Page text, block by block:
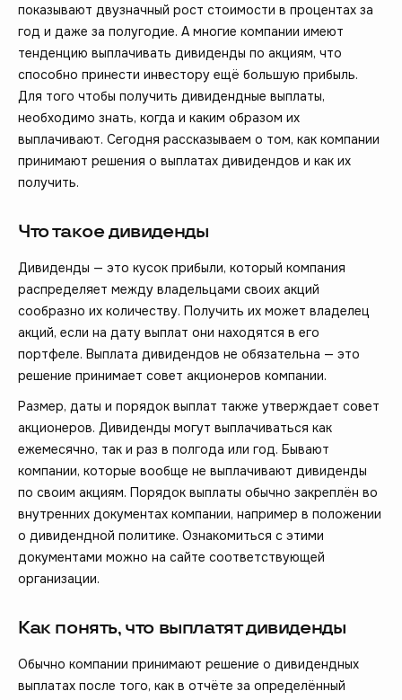
показывают двузначный рост стоимости в процентах за
год и даже за полугодие. А многие компании имеют
тенденцию выплачивать дивиденды по акциям, что
способно принести инвестору ещё большую прибыль.
Для того чтобы получить дивидендные выплаты,
необходимо знать, когда и каким образом их
выплачивают. Сегодня рассказываем о том, как компании
принимают решения о выплатах дивидендов и как их
получить.
Что такое дивиденды
Дивиденды — это кусок прибыли, который компания
распределяет между владельцами своих акций
сообразно их количеству. Получить их может владелец
акций, если на дату выплат они находятся в его
портфеле. Выплата дивидендов не обязательна — это
решение принимает совет акционеров компании.
Размер, даты и порядок выплат также утверждает совет
акционеров. Дивиденды могут выплачиваться как
ежемесячно, так и раз в полгода или год. Бывают
компании, которые вообще не выплачивают дивиденды
по своим акциям. Порядок выплаты обычно закреплён во
внутренних документах компании, например в положении
о дивидендной политике. Ознакомиться с этими
документами можно на сайте соответствующей
организации.
Как понять, что выплатят дивиденды
Обычно компании принимают решение о дивидендных
выплатах после того, как в отчёте за определённый